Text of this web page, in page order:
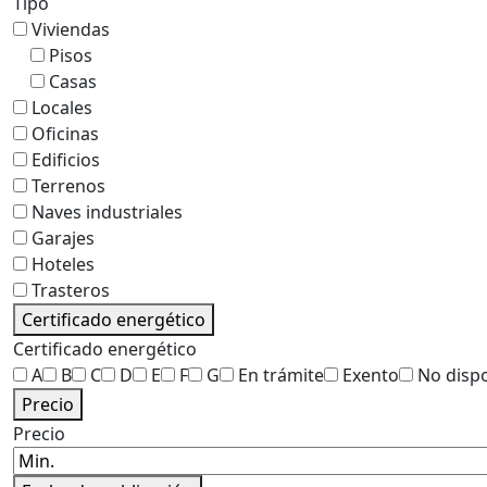
Viviendas
Pisos
Casas
Locales
Oficinas
Edificios
Terrenos
Naves industriales
Garajes
Hoteles
Trasteros
Certificado energético
Certificado energético
A
B C D E F G En trámite Exento
No
Precio
Precio